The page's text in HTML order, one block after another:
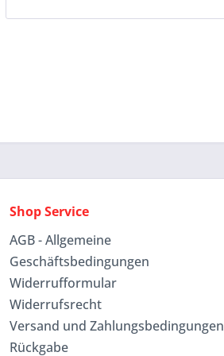
Shop Service
AGB - Allgemeine
Geschäftsbedingungen
Widerrufformular
Widerrufsrecht
Versand und Zahlungsbedingungen
Rückgabe